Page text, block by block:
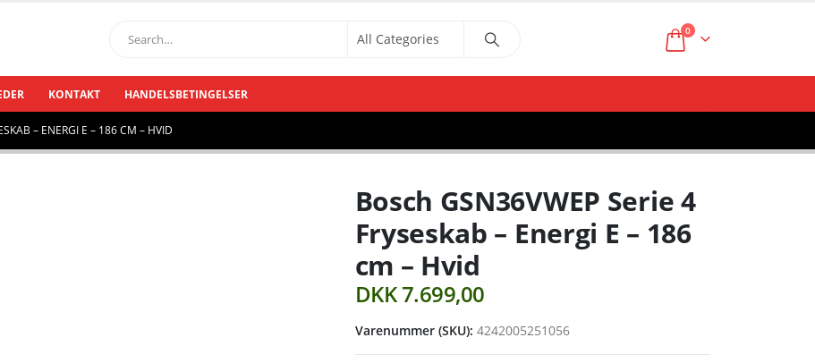
0
KONTAKT HANDELSBETINGELSER
– ENERGI E – 186 CM – HVID
Bosch GSN36VWEP Serie 4
Fryseskab – Energi E – 186
cm – Hvid
DKK7.699,00
Varenummer (SKU): 4242005251056